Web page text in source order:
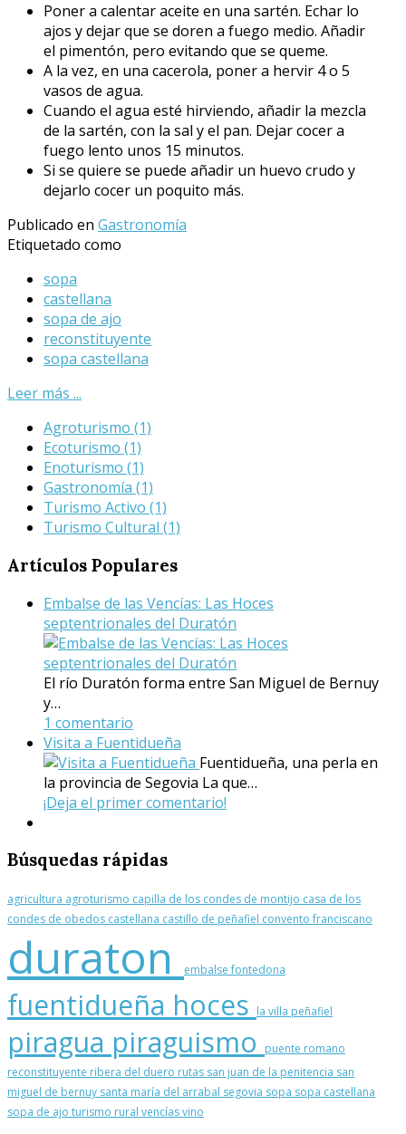
Poner a calentar aceite en una sartén. Echar lo
ajos y dejar que se doren a fuego medio. Añadir
el pimentón, pero evitando que se queme.
A la vez, en una cacerola, poner a hervir 4 o 5
vasos de agua.
Cuando el agua esté hirviendo, añadir la mezcla
de la sartén, con la sal y el pan. Dejar cocer a
fuego lento unos 15 minutos.
Si se quiere se puede añadir un huevo crudo y
dejarlo cocer un poquito más.
Publicado en Gastronomía
Etiquetado como
sopa
castellana
sopa de ajo
reconstituyente
sopa castellana
Leer más ...
Agroturismo (1)
Ecoturismo (1)
Enoturismo (1)
Gastronomía (1)
Turismo Activo (1)
Turismo Cultural (1)
Artículos Populares
Embalse de las Vencías: Las Hoces
septentrionales del Duratón
El río Duratón forma entre San Miguel de Bernuy
y…
1 comentario
Visita a Fuentidueña
Fuentidueña, una perla en
la provincia de Segovia La que…
¡Deja el primer comentario!
Búsquedas rápidas
agricultura agroturismo capilla de los condes de montijo casa de los
condes de obedos castellana castillo de peñafiel convento franciscano
duraton embalsefontedona
fuentidueña hoces la villa peñafiel
piragua piraguismo
puente romano
reconstituyente ribera del duero rutas san juan de la penitencia san
miguel de bernuy santa maría del arrabal segovia sopa sopa castellana
sopa de ajo turismo rural vencíasvino